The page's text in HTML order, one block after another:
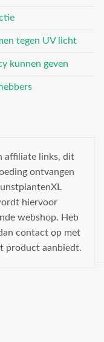
tegen UV licht
kunnen geven
affiliate links, dit
ontvangen
hiervoor
webshop. Heb
contact op met
product aanbiedt.